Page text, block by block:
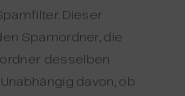
Dieser
Spamordner, die
desselben
davon, ob